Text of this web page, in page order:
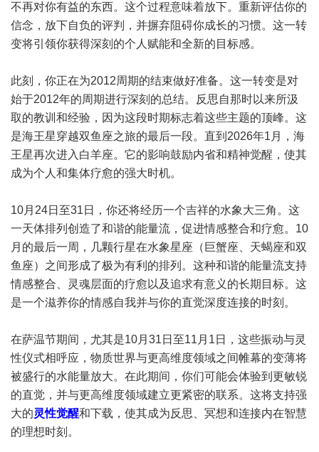
不再对你有益的东西。这个过程意味着放下。重新评估你的
信念，放下自负的评判，并摒弃阻碍你成长的习惯。这一转
变将引领你获得深刻的个人赋能和全新的目标感。
此刻，你正在为2012周期的结束做好准备。这一转变是对
始于2012年的周期进行深刻的总结。反思自那时以来所汲
取的教训和经验，因为这段时期标志着这些主题的顶峰。这
是海王星穿越双鱼座之旅的最后一段。直到2026年1月，海
王星再次进入白羊座。它的影响鼓励内省和精神觉醒，使其
成为个人和集体疗愈的强大时机。
10月24日至31日，你还将经历一个吉祥的水象大三角。这
一天体排列创造了和谐的能量流，促进情感整合和疗愈。10
月的最后一周，几颗行星在水象星座（巨蟹座、天蝎座和双
鱼座）之间形成了极为有利的排列。这种和谐的能量流支持
情感整合、灵魂层面的疗愈以及追求有意义的长期目标。这
是一个滋养你的情感自我并与你的直觉深度连接的时刻。
在萨温节期间，尤其是10月31日至11月1日，这些振动与灵
性仪式相呼应，物质世界与更高维度领域之间帷幕的变薄将
被盛行的水能量放大。在此期间，你们可能会体验到更敏锐
的直觉，并与更高维度领域建立更紧密的联系。这将支持强
大的灵性觉醒和下载，使其成为反思、冥想和连接内在智慧
的理想时刻。